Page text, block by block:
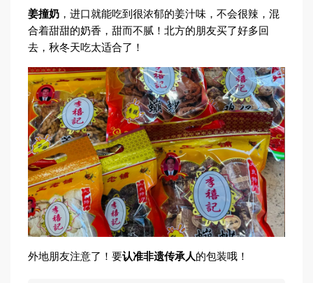
姜撞奶 ，进口就能吃到很浓郁的姜汁味，不会很辣，混
合着甜甜的奶香，甜而不腻！北方的朋友买了好多回
去，秋冬天吃太适合了！
外地朋友注意了！要认准非遗传承人的包装哦！